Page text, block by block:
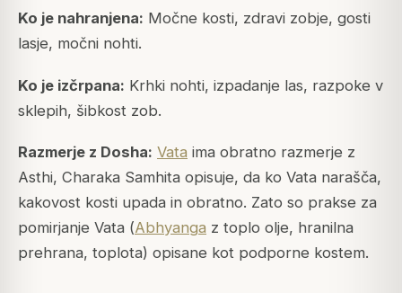
Ko je nahranjena: Močne kosti, zdravi zobje, gosti
lasje, močni nohti.
Ko je izčrpana: Krhki nohti, izpadanje las, razpoke v
sklepih, šibkost zob.
Razmerje z Dosha: Vata ima obratno razmerje z
Asthi, Charaka Samhita opisuje, da ko Vata narašča,
kakovost kosti upada in obratno. Zato so prakse za
pomirjanje Vata (Abhyanga z toplo olje, hranilna
prehrana, toplota) opisane kot podporne kostem.